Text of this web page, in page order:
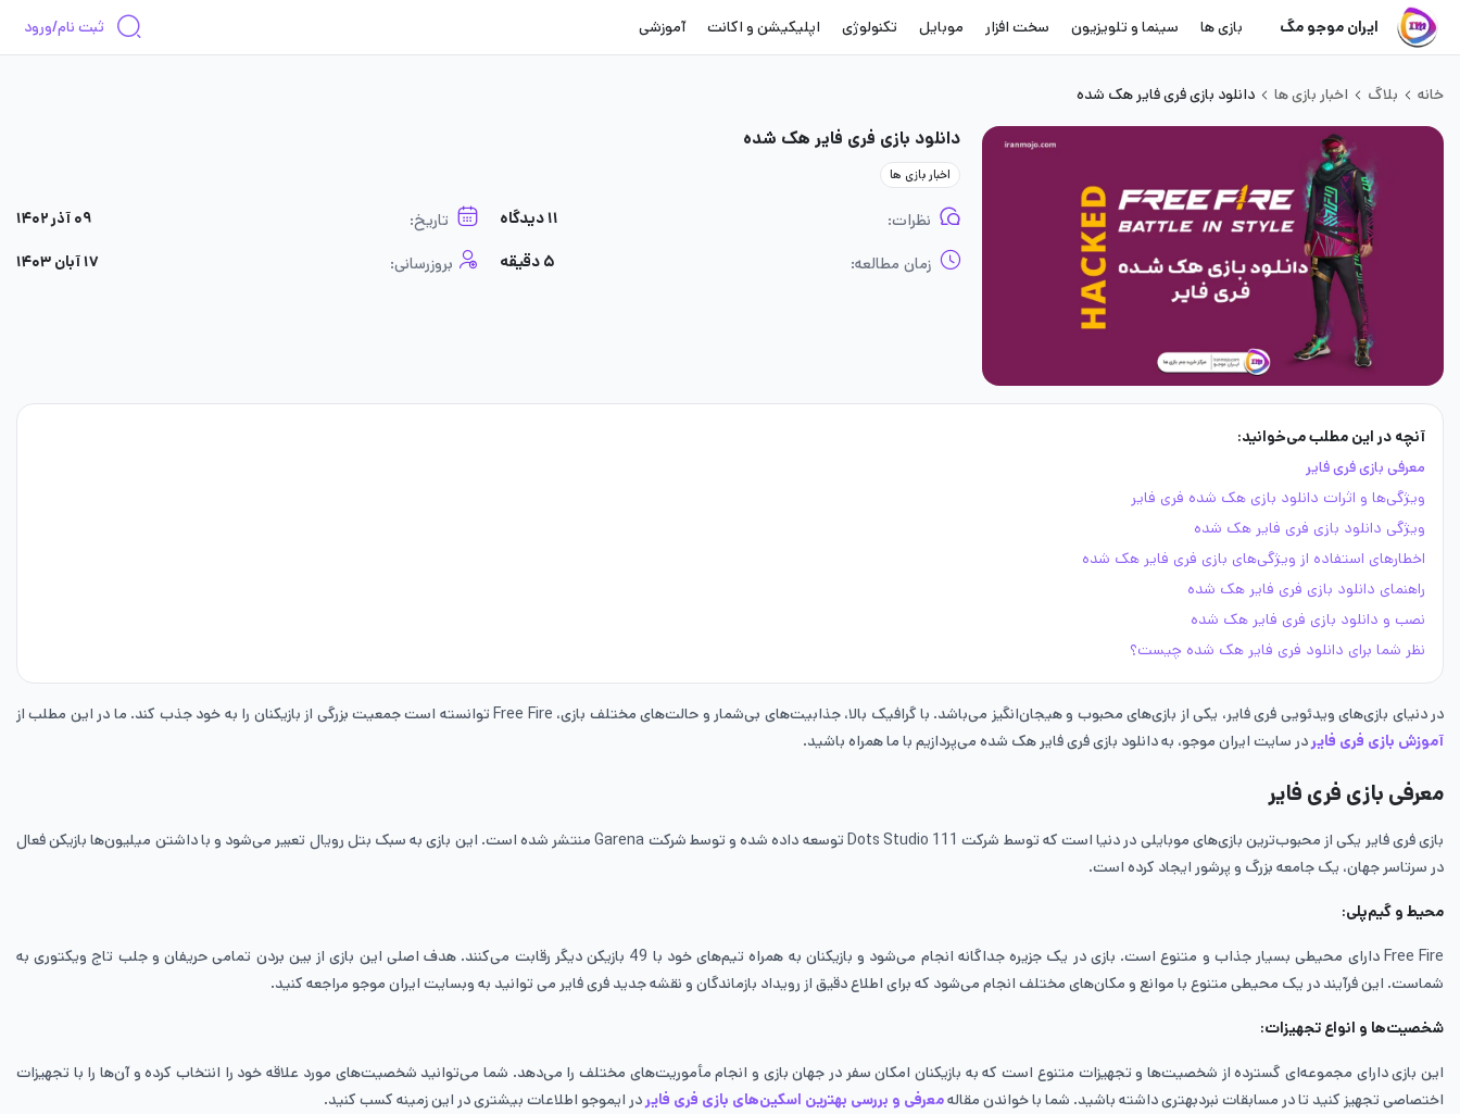
ایران موجو مگ بازی ها سینما و تلویزیون سخت افزار موبایل تکنولوژی اپلیکیشن و اکانت آموزشی ثبت نام/ورود
خانه بلاگ اخبار بازی ها دانلود بازی فری فایر هک شده
دانلود بازی فری فایر هک شده
اخبار بازی ها
نظرات: ۱۱ دیدگاه تاریخ: ۰۹ آذر ۱۴۰۲
زمان مطالعه: ۵ دقیقه بروزرسانی: ۱۷ آبان ۱۴۰۳
آنچه در این مطلب می‌خوانید:
معرفی بازی فری فایر
ویژگی‌ها و اثرات دانلود بازی هک شده فری فایر
ویژگی دانلود بازی فری فایر هک شده
اخطارهای استفاده از ویژگی‌های بازی فری فایر هک شده
راهنمای دانلود بازی فری­ فایر هک شده
نصب و دانلود بازی فری فایر هک شده
نظر شما برای دانلود فری فایر هک شده چیست؟
در دنیای بازی‌های ویدئویی فری فایر، یکی از بازی‌های محبوب و هیجان‌انگیز می‌باشد. با گرافیک بالا، جذابیت‌های بی‌شمار و حالت‌های مختلف بازی، Free Fire توانسته است جمعیت بزرگی از بازیکنان را به خود جذب کند. ما در این مطلب از
آموزش بازی فری فایر در سایت ایران موجو، به دانلود بازی فری فایر هک شده می‌پردازیم با ما همراه باشید.
معرفی بازی فری فایر
بازی فری­ فایر یکی از محبوب‌ترین بازی‌های موبایلی در دنیا است که توسط شرکت 111 Dots Studio توسعه داده شده و توسط شرکت Garena منتشر شده است. این بازی به سبک بتل رویال تعبیر می‌شود و با داشتن میلیون‌ها بازیکن فعال
در سرتاسر جهان، یک جامعه بزرگ و پرشور ایجاد کرده است.
محیط و گیم‌پلی:
Free Fire دارای محیطی بسیار جذاب و متنوع است. بازی در یک جزیره جداگانه انجام می‌شود و بازیکنان به همراه تیم‌های خود با 49 بازیکن دیگر رقابت می‌کنند. هدف اصلی این بازی از بین بردن تمامی حریفان و جلب تاج ویکتوری به
شماست. این فرآیند در یک محیطی متنوع با موانع و مکان‌های مختلف انجام می‌شود که برای اطلاع دقیق از رویداد بازماندگان و نقشه جدید فری فایر می توانید به وبسایت ایران موجو مراجعه کنید.
شخصیت‌ها و انواع تجهیزات:
این بازی دارای مجموعه‌ای گسترده از شخصیت‌ها و تجهیزات متنوع است که به بازیکنان امکان سفر در جهان بازی و انجام مأموریت‌های مختلف را می‌دهد. شما می‌توانید شخصیت‌های مورد علاقه خود را انتخاب کرده و آن‌ها را با تجهیزات
اختصاصی تجهیز کنید تا در مسابقات نبردبهتری داشته باشید. شما با خواندن مقالهمعرفی و بررسی بهترین اسکین‌های بازی فری فایر در ایموجو اطلاعات بیشتری در این زمینه کسب کنید.